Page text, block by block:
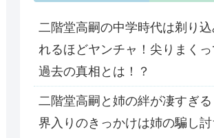
二階堂高嗣の中学時代は剃り込
れるほどヤンチャ！尖りまくっ
過去の真相とは！？
二階堂高嗣と姉の絆が凄すぎ
界入りのきっかけは姉の騙し討